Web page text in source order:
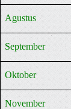
Agustus
September
Oktober
November